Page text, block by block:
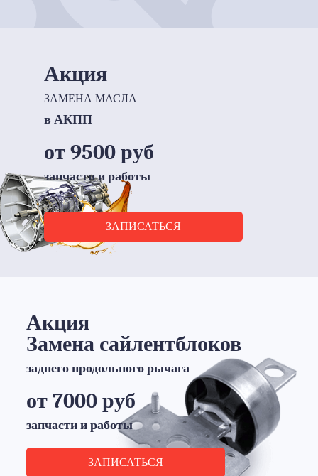
Акция
ЗАМЕНА МАСЛА
в АКПП
от 9500 руб
запчасти и работы
ЗАПИСАТЬСЯ
Акция
Замена сайлентблоков
заднего продольного рычага
от 7000 руб
запчасти и работы
ЗАПИСАТЬСЯ